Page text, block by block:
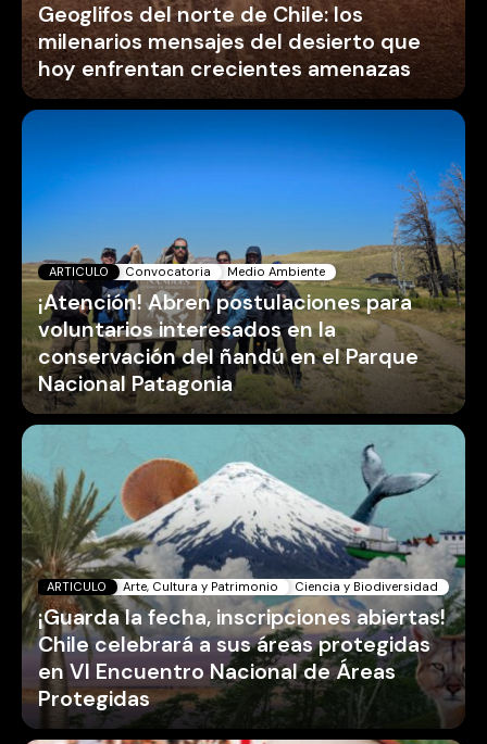
Geoglifos del norte de Chile: los
milenarios mensajes del desierto que
hoy enfrentan crecientes amenazas
ARTICULO Convocatoria Medio Ambiente
¡Atención! Abren postulaciones para
voluntarios interesados en la
conservación del ñandú en el Parque
Nacional Patagonia
ARTICULO Arte, Cultura y Patrimonio Ciencia y Biodiversidad
¡Guarda la fecha, inscripciones abiertas!
Chile celebrará a sus áreas protegidas
en VI Encuentro Nacional de Áreas
Protegidas